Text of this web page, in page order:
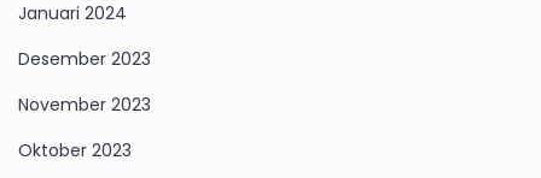
Januari 2024
Desember 2023
November 2023
Oktober 2023